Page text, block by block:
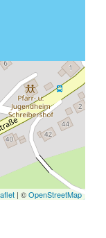
| ©OpenStreetMap